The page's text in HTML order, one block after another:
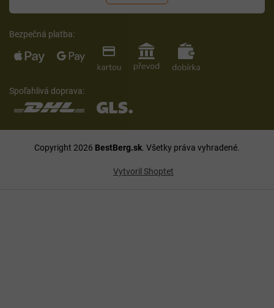
Bezpečná platba:
Spoľahlivá doprava:
Vytvoril Shoptet
Copyright 2026 BestBerg.sk. Všetky práva vyhradené.